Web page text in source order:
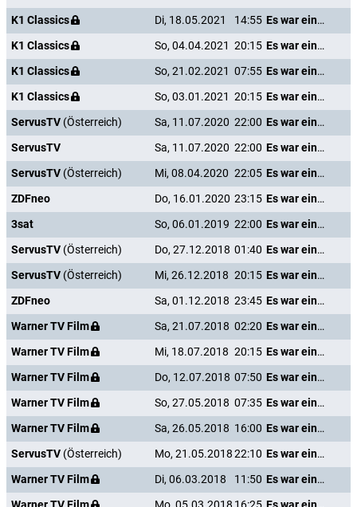
K1 Classics
Di, 18.05.2021 14:55
Es war einmal in Amerika
K1 Classics
So, 04.04.2021 20:15
Es war einmal in Amerika
K1 Classics
So, 21.02.2021 07:55
Es war einmal in Amerika
K1 Classics
So, 03.01.2021 20:15
Es war einmal in Amerika
ServusTV (Österreich) Sa, 11.07.2020 22:00
Es war einmal in Amerika
ServusTV
Sa, 11.07.2020 22:00
Es war einmal in Amerika
ServusTV (Österreich) Mi, 08.04.2020 22:05
Es war einmal in Amerika
ZDFneo
Do, 16.01.2020 23:15
Es war einmal in Amerika
3sat
So, 06.01.2019 22:00
Es war einmal in Amerika
ServusTV (Österreich) Do, 27.12.2018 01:40
Es war einmal in Amerika
ServusTV (Österreich) Mi, 26.12.2018 20:15
Es war einmal in Amerika
ZDFneo
Sa, 01.12.2018 23:45
Es war einmal in Amerika
Warner TV Film
Sa, 21.07.2018 02:20
Es war einmal in Amerika
Warner TV Film
Mi, 18.07.2018 20:15
Es war einmal in Amerika
Warner TV Film
Do, 12.07.2018 07:50
Es war einmal in Amerika
Warner TV Film
So, 27.05.2018 07:35
Es war einmal in Amerika
Warner TV Film
Sa, 26.05.2018 16:00
Es war einmal in Amerika
ServusTV (Österreich) Mo, 21.05.201822:10
Es war einmal in Amerika
Warner TV Film
Di, 06.03.2018 11:50
Es war einmal in Amerika